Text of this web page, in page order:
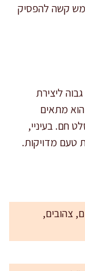
קשה להפסיק
ליצירת
מתאים
חם. בעיניי,
טעם מדויקות.
צהובים,